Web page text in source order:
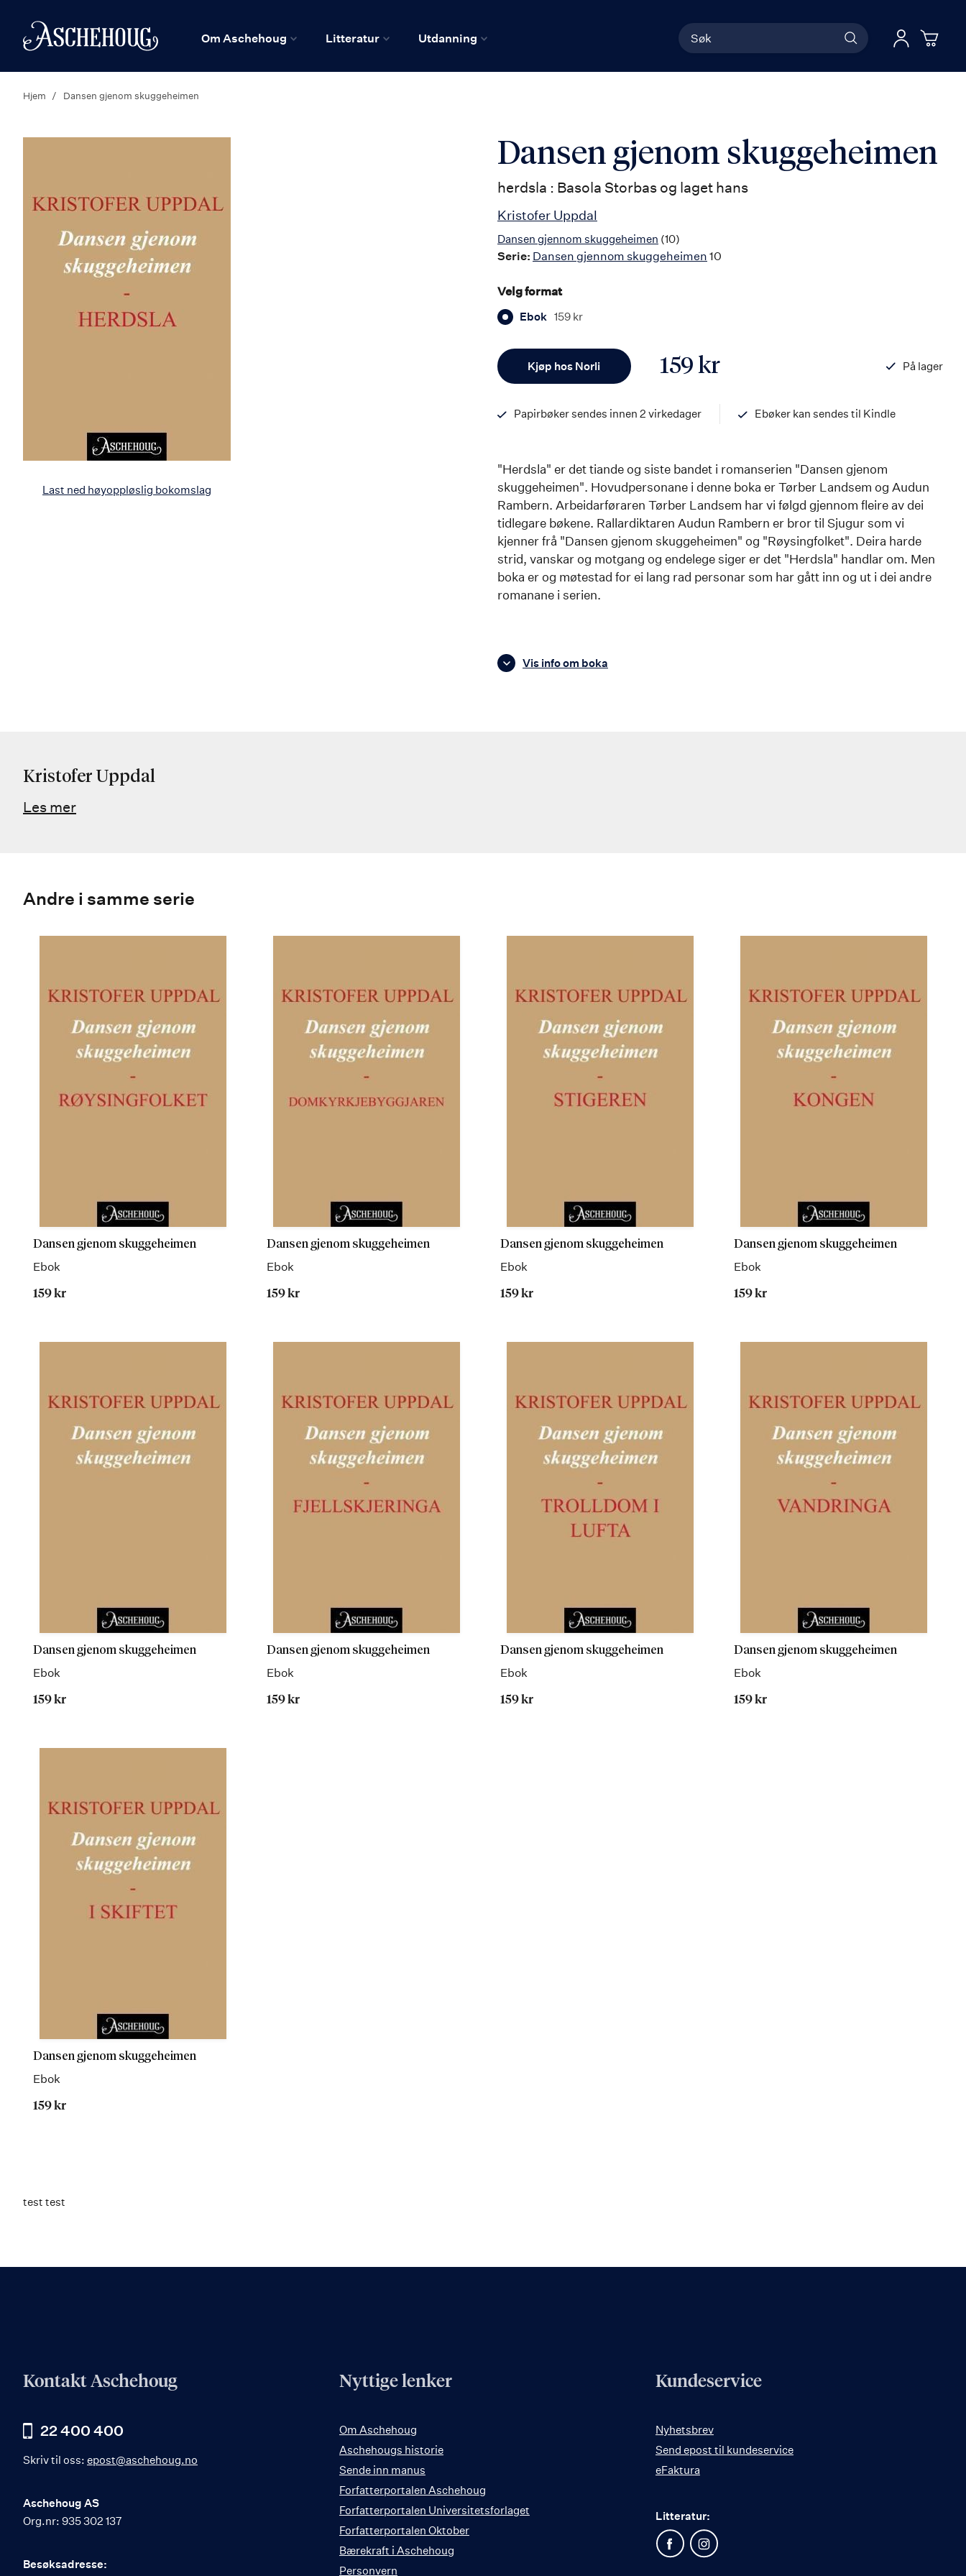
Hjem
Om Aschehoug Litteratur Utdanning
Søk Logg
Hjem Dansen gjenom skuggeheimen
Last ned høyoppløslig bokomslag
Dansen gjenom skuggeheimen
herdsla : Basola Storbas og laget hans
Kristofer Uppdal
Dansen gjennom skuggeheimen (10)
Serie: Dansen gjennom skuggeheimen 10
Velg format
Ebok 159 kr
Kjøp hos Norli 159 kr
På lager
Papirbøker sendes innen 2 virkedager
Ebøker kan sendes til Kindle
"Herdsla" er det tiande og siste bandet i romanserien "Dansen gjenom
skuggeheimen". Hovudpersonane i denne boka er Tørber Landsem og Audun
Rambern. Arbeidarføraren Tørber Landsem har vi følgd gjennom fleire av dei
tidlegare bøkene. Rallardiktaren Audun Rambern er bror til Sjugur som vi
kjenner frå "Dansen gjenom skuggeheimen" og "Røysingfolket". Deira harde
strid, vanskar og motgang og endelege siger er det "Herdsla" handlar om. Men
boka er og møtestad for ei lang rad personar som har gått inn og ut i dei andre
romanane i serien.
Vis info om boka
Kristofer Uppdal
Les mer
Andre i samme serie
Dansen gjenom skuggeheimen
Ebok
159 kr
Dansen gjenom skuggeheimen
Ebok
159 kr
Dansen gjenom skuggeheimen
Ebok
159 kr
Dansen gjenom skuggeheimen
Ebok
159 kr
Dansen gjenom skuggeheimen
Ebok
159 kr
Dansen gjenom skuggeheimen
Ebok
159 kr
Dansen gjenom skuggeheimen
Ebok
159 kr
Dansen gjenom skuggeheimen
Ebok
159 kr
Dansen gjenom skuggeheimen
Ebok
159 kr
test test
Kontakt Aschehoug
22 400 400
Skriv til oss: epost@aschehoug.no
Aschehoug AS
Org.nr: 935 302 137
Besøksadresse:
Nyttige lenker
Om Aschehoug
Aschehougs historie
Sende inn manus
Forfatterportalen Aschehoug
Forfatterportalen Universitetsforlaget
Forfatterportalen Oktober
Bærekraft i Aschehoug
Personvern
Kundeservice
Nyhetsbrev
Send epost til kundeservice
eFaktura
Litteratur: